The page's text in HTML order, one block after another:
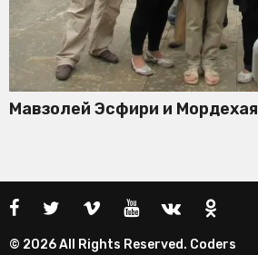
Мавзолей Эсфири и Мордехая
© 2026 All Rights Reserved. Coders